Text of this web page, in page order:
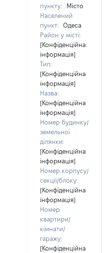
пункту:
Місто
Населений
пункт:
Одеса
Район у місті:
[Конфіденційна
інформація]
Тип:
[Конфіденційна
інформація]
Назва:
[Конфіденційна
інформація]
Номер будинку/
земельної
ділянки:
[Конфіденційна
інформація]
Номер корпусу/
секції/блоку:
[Конфіденційна
інформація]
Номер
квартири/
кімнати/
гаражу:
[Конфіденційна